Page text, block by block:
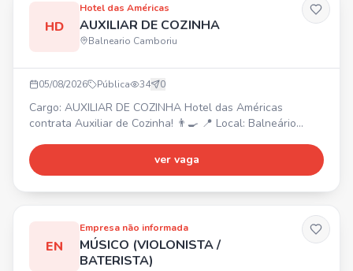
HD
Hotel das Américas
AUXILIAR DE COZINHA
Balneario Camboriu
05/08/2026 Pública 34 0
Cargo: AUXILIAR DE COZINHA Hotel das Américas
contrata Auxiliar de Cozinha! 👨‍🍳 📍 Local: Balneário
dos alimentos, higienizar, cortar e organizar ingredientes,
apoiar a equipe de cozinha, manter a cozinha limpa e
ver vaga
EN
Empresa não informada
MÚSICO (VIOLONISTA /
BATERISTA)